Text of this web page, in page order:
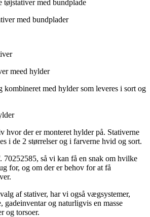
med bundplader
kombineret med hylder som leveres i sort og
hvor der er monteret hylder på. Stativerne
i de 2 størrelser og i farverne hvid og sort.
70252585, så vi kan få en snak om hvilke
for, og om der er behov for at få
af stativer, har vi også vægsystemer,
gadeinventar og naturligvis en masse
og torsoer.